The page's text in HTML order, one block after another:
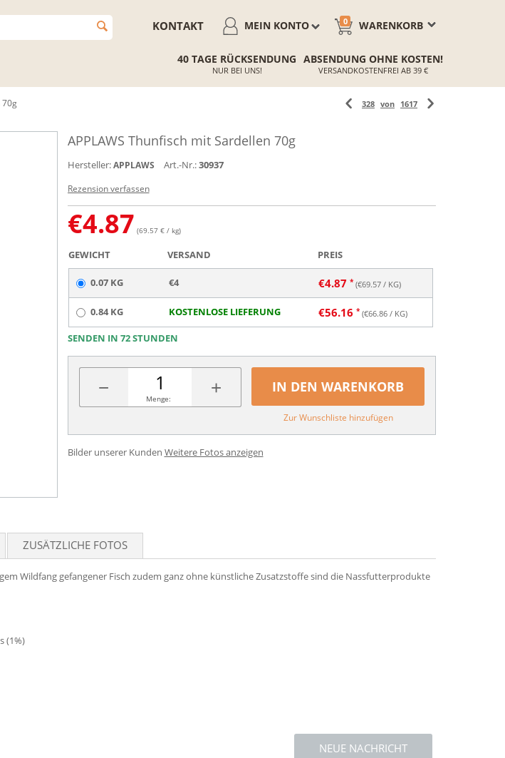
WARENKORB
0
MEIN KONTO
KONTAKT
40 TAGE RÜCKSENDUNG
NUR BEI UNS!
ABSENDUNG OHNE KOSTEN!
VERSANDKOSTENFREI AB 39 €
70g 328 von 1617
APPLAWS Thunfisch mit Sardellen 70g
Hersteller: APPLAWS Art.-Nr.:30937
Rezension verfassen
€4.87 (69.57 € / kg)
GEWICHT VERSAND PREIS
0.07 KG €4 €4.87 (€69.57/ KG)
0.84 KG KOSTENLOSE LIEFERUNG €56.16 (€66.86/ KG)
SENDEN IN 72 STUNDEN
− +
Menge:
IN DEN WARENKORB
Zur Wunschliste hinzufügen
Bilder unserer Kunden Weitere Fotos anzeigen
ZUSÄTZLICHE FOTOS
Wildfang gefangener Fisch zudem ganz ohne künstliche Zusatzstoffe sind die Nassfutterprodukte
(1%)
NEUE NACHRICHT